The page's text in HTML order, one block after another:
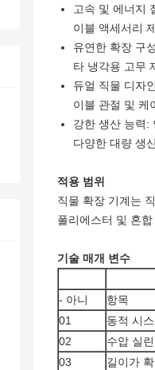
고속 및 에너지
이블 액세서리
유연한 확장 구
타 냉각용 고무
듀얼 직물 디자
이블 관절 및 케
강한 생산 능력:
다양한 대량 생
적용 범위
직물 확장 기계는
폴리에스터 및 혼합
기술 매개 변수
- 아니
항목
01
동적 시
02
수압 실
03
길이가